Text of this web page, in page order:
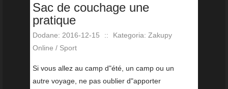
Sac de couchage une
pratique
Dodane: 2016-12-15 ::
Kategoria: Zakupy
Online / Sport
Si vous allez au camp d"été, un camp ou un
autre voyage, ne pas oublier d"apporter